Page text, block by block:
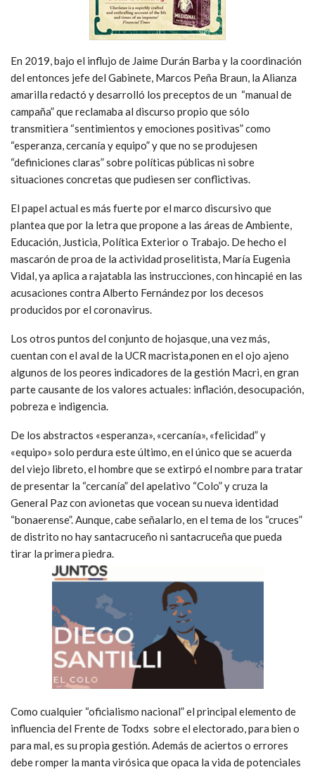
En 2019, bajo el influjo de Jaime Durán Barba y la coordinación
del entonces jefe del Gabinete, Marcos Peña Braun, la Alianza
amarilla redactó y desarrolló los preceptos de un “manual de
campaña” que reclamaba al discurso propio que sólo
transmitiera “sentimientos y emociones positivas” como
“esperanza, cercanía y equipo” y que no se produjesen
“definiciones claras” sobre políticas públicas ni sobre
situaciones concretas que pudiesen ser conflictivas.
El papel actual es más fuerte por el marco discursivo que
plantea que por la letra que propone a las áreas de Ambiente,
Educación, Justicia, Política Exterior o Trabajo. De hecho el
mascarón de proa de la actividad proselitista, María Eugenia
Vidal, ya aplica a rajatabla las instrucciones, con hincapié en las
acusaciones contra Alberto Fernández por los decesos
producidos por el coronavirus.
Los otros puntos del conjunto de hojasque, una vez más,
cuentan con el aval de la UCR macrista,ponen en el ojo ajeno
algunos de los peores indicadores de la gestión Macri, en gran
parte causante de los valores actuales: inflación, desocupación,
pobreza e indigencia.
De los abstractos «esperanza», «cercanía», «felicidad” y
«equipo» solo perdura este último, en el único que se acuerda
del viejo libreto, el hombre que se extirpó el nombre para tratar
de presentar la “cercanía” del apelativo “Colo” y cruza la
General Paz con avionetas que vocean su nueva identidad
“bonaerense”. Aunque, cabe señalarlo, en el tema de los “cruces”
de distrito no hay santacruceño ni santacruceña que pueda
tirar la primera piedra.
Como cualquier “oficialismo nacional” el principal elemento de
influencia del Frente de Todxs sobre el electorado, para bien o
para mal, es su propia gestión. Además de aciertos o errores
debe romper la manta virósica que opaca la vida de potenciales